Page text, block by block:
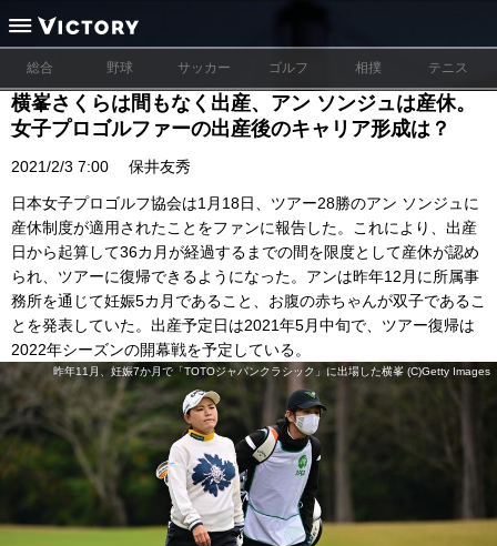
総合 野球 サッカー ゴルフ 相撲 テニス
横峯さくらは間もなく出産、アン ソンジュは産休。
女子プロゴルファーの出産後のキャリア形成は？
2021/2/3 7:00 保井友秀
日本女子プロゴルフ協会は1月18日、ツアー28勝のアン ソンジュに
産休制度が適用されたことをファンに報告した。これにより、出産
日から起算して36カ月が経過するまでの間を限度として産休が認め
られ、ツアーに復帰できるようになった。アンは昨年12月に所属事
務所を通じて妊娠5カ月であること、お腹の赤ちゃんが双子であるこ
とを発表していた。出産予定日は2021年5月中旬で、ツアー復帰は
2022年シーズンの開幕戦を予定している。
昨年11月、妊娠7か月で「TOTOジャパンクラシック」に出場した横峯 (C)Getty Images